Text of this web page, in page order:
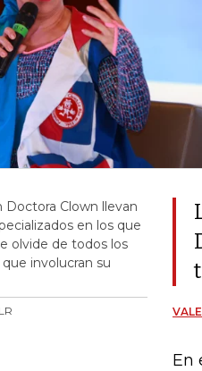
Doctora Clown llevan
en los que
olvide de todos los
involucran su
En